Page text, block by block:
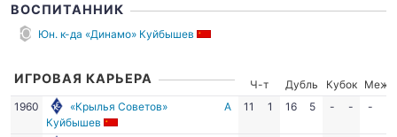
ВОСПИТАННИК
Юн. к-да «Динамо» Куйбышев
ИГРОВАЯ КАРЬЕРА Ч-т Дубль Кубок
Межд.
1960
«Крылья Советов»
Куйбышев
А 11 1 16 5 - - -